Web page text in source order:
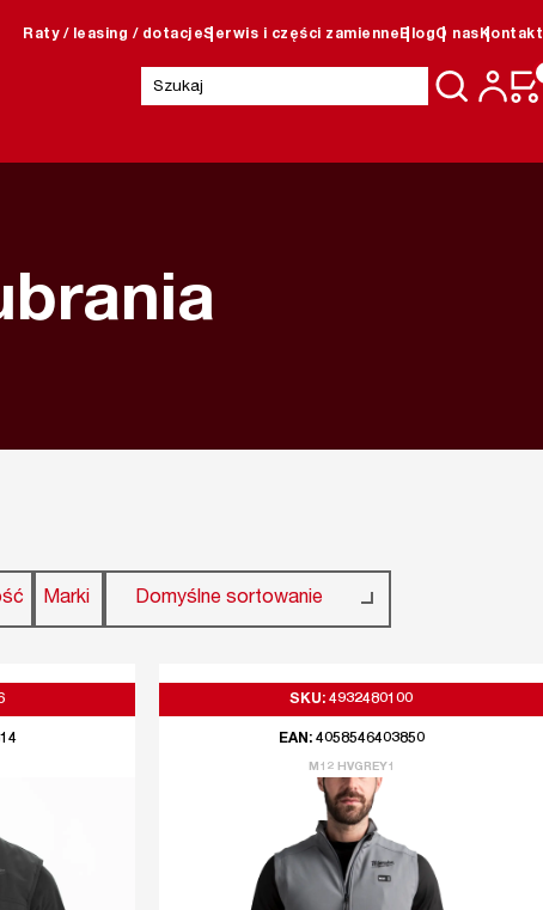
Raty / leasing / dotacjeSerwis i części zamienne BlogO nas Kontakt
Szukaj:
Marki Domyślne sortowanie
SKU: 4932480100
EAN: 4058546403850
M12 HVGREY1